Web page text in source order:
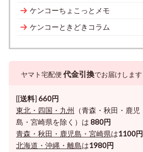
ケンコーちょこっとメモ
ケンコーときどきコラム
ヤマト宅配便 代金引換でお届けします
[[送料] 660円
東北・四国・九州 （青森・秋田・鹿児
島・宮崎県を除く）は 880円
青森・秋田・鹿児島・宮崎県は1100円
北海道・沖縄・離島は1980円